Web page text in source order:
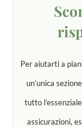
Per aiutarti a
un’unica
tutto
assicurazioni,